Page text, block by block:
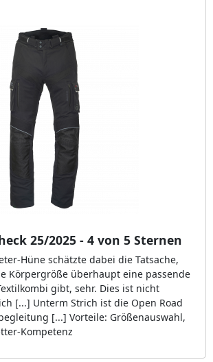
25/2025 - 4 von 5 Sternen
Hüne schätzte dabei die Tatsache,
Körpergröße überhaupt eine passende
gibt, sehr. Dies ist nicht
[...] Unterm Strich ist die Open Road
[...] Vorteile: Größenauswahl,
Kompetenz